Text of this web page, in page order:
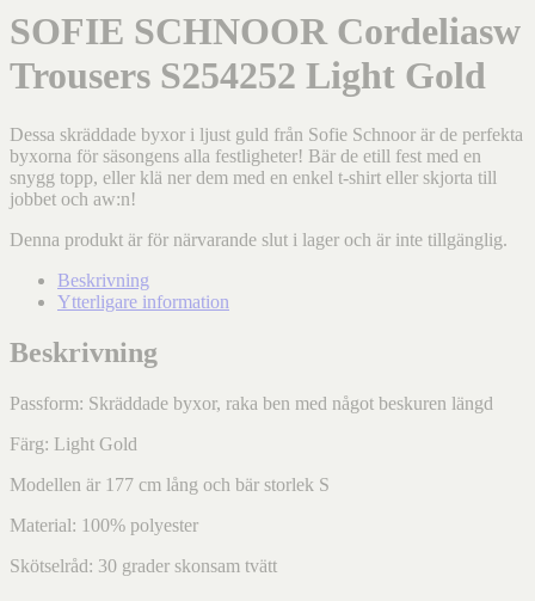
SOFIE SCHNOOR Cordeliasw
Trousers S254252 Light Gold
Dessa skräddade byxor i ljust guld från Sofie Schnoor är de perfekta
byxorna för säsongens alla festligheter! Bär de etill fest med en
snygg topp, eller klä ner dem med en enkel t-shirt eller skjorta till
jobbet och aw:n!
Denna produkt är för närvarande slut i lager och är inte tillgänglig.
Beskrivning
Ytterligare information
Beskrivning
Passform: Skräddade byxor, raka ben med något beskuren längd
Färg: Light Gold
Modellen är 177 cm lång och bär storlek S
Material: 100% polyester
Skötselråd: 30 grader skonsam tvätt